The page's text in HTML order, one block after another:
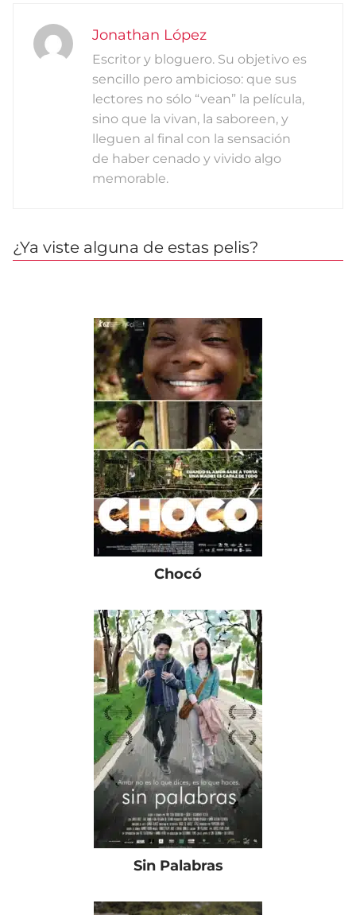
Jonathan López
Escritor y bloguero. Su objetivo es
sencillo pero ambicioso: que sus
lectores no sólo “vean” la película,
sino que la vivan, la saboreen, y
lleguen al final con la sensación
de haber cenado y vivido algo
memorable.
¿Ya viste alguna de estas pelis?
Chocó
Sin Palabras